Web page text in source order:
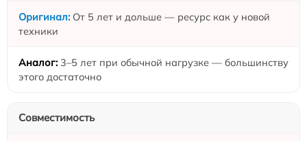
От 5 лет и дольше — ресурс как у новой
техники
3–5 лет при обычной нагрузке — большинству
этого достаточно
Совместимость